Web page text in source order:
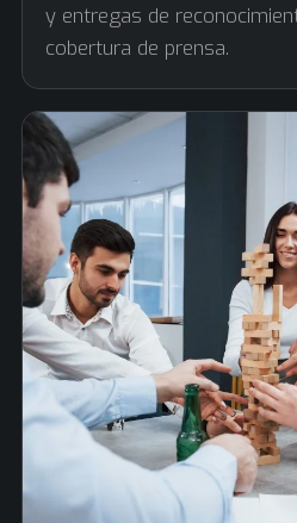
y entregas de
cobertura de prensa.